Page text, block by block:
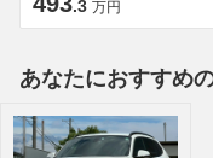
.3 万円
あなたにおすすめ